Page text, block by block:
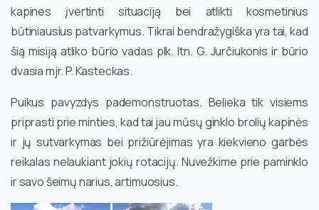
kapines įvertinti situaciją bei atlikti kosmetinius
būtiniausius patvarkymus. Tikrai bendražygiška yra tai, kad
šią misiją atliko būrio vadas plk. ltn. G. Jurčiukonis ir būrio
dvasia mjr. P. Kasteckas.
Puikus pavyzdys pademonstruotas. Belieka tik visiems
priprasti prie minties, kad tai jau mūsų ginklo brolių kapinės
ir jų sutvarkymas bei prižiūrėjimas yra kiekvieno garbės
reikalas nelaukiant jokių rotacijų. Nuvežkime prie paminklo
ir savo šeimų narius, artimuosius.